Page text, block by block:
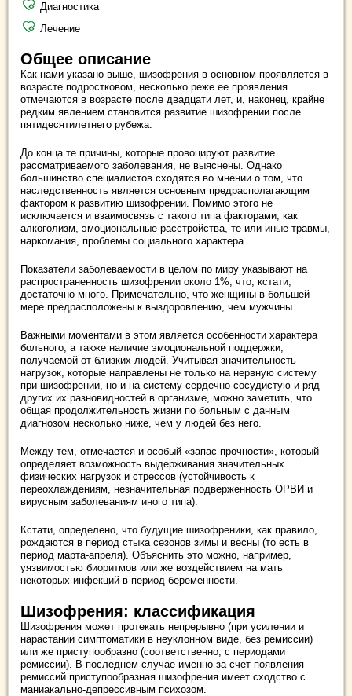
Диагностика
Лечение
Общее описание
Как нами указано выше, шизофрения в основном проявляется в
возрасте подростковом, несколько реже ее проявления
отмечаются в возрасте после двадцати лет, и, наконец, крайне
редким явлением становится развитие шизофрении после
пятидесятилетнего рубежа.
До конца те причины, которые провоцируют развитие
рассматриваемого заболевания, не выяснены. Однако
большинство специалистов сходятся во мнении о том, что
наследственность является основным предрасполагающим
фактором к развитию шизофрении. Помимо этого не
исключается и взаимосвязь с такого типа факторами, как
алкоголизм, эмоциональные расстройства, те или иные травмы,
наркомания, проблемы социального характера.
Показатели заболеваемости в целом по миру указывают на
распространенность шизофрении около 1%, что, кстати,
достаточно много. Примечательно, что женщины в большей
мере предрасположены к выздоровлению, чем мужчины.
Важными моментами в этом является особенности характера
больного, а также наличие эмоциональной поддержки,
получаемой от близких людей. Учитывая значительность
нагрузок, которые направлены не только на нервную систему
при шизофрении, но и на систему сердечно-сосудистую и ряд
других их разновидностей в организме, можно заметить, что
общая продолжительность жизни по больным с данным
диагнозом несколько ниже, чем у людей без него.
Между тем, отмечается и особый «запас прочности», который
определяет возможность выдерживания значительных
физических нагрузок и стрессов (устойчивость к
переохлаждениям, незначительная подверженность ОРВИ и
вирусным заболеваниям иного типа).
Кстати, определено, что будущие шизофреники, как правило,
рождаются в период стыка сезонов зимы и весны (то есть в
период марта-апреля). Объяснить это можно, например,
уязвимостью биоритмов или же воздействием на мать
некоторых инфекций в период беременности.
Шизофрения: классификация
Шизофрения может протекать непрерывно (при усилении и
нарастании симптоматики в неуклонном виде, без ремиссии)
или же приступообразно (соответственно, с периодами
ремиссии). В последнем случае именно за счет появления
ремиссий приступообразная шизофрения имеет сходство с
маниакально-депрессивным психозом.